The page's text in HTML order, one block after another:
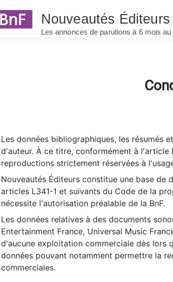
Les données bibliographiques, les résumés
d'auteur. À ce titre, conformément à l'article
reproductions strictement réservées à
Nouveautés Éditeurs constitue une base de
articles L341-1 et suivants du Code de la
nécessite l'autorisation préalable de la BnF.
Les données relatives à des documents
Entertainment France, Universal Music
d'aucune exploitation commerciale dès lors
données pouvant notamment permettre la
commerciales.